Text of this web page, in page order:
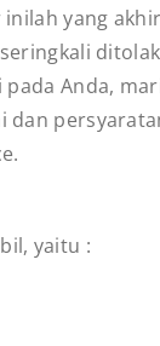
inilah yang
Anda,
dan
yaitu :